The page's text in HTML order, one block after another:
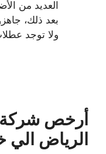
العديد من
بعد ذلك،
ولا توجد
أرخص
الرياض